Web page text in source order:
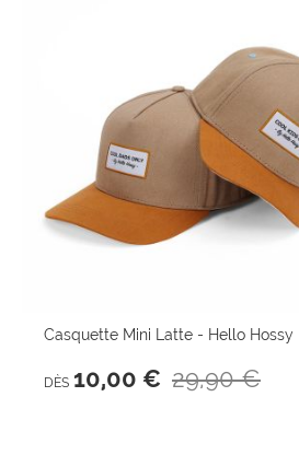
Casquette Mini Latte - Hello Hossy
DÈS 10,00 € 29,90 €